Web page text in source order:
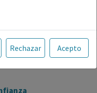
Página Web está
español y, por
legalmente
medicamentos
Rechazar Acepto